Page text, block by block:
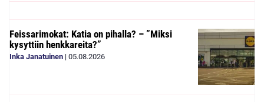
Feissarimokat: Katia on pihalla? – ”Miksi
kysyttiin henkkareita?”
Inka Janatuinen | 05.08.2026